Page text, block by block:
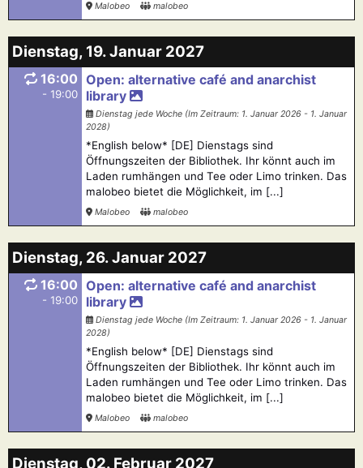
Malobeo malobeo
Dienstag, 19. Januar 2027
16:00
- 19:00
Open: alternative café and anarchist
library
Dienstag jede Woche (Im Zeitraum: 1. Januar 2026 - 1. Januar
2028)
*English below* [DE] Dienstags sind
Öffnungszeiten der Bibliothek. Ihr könnt auch im
Laden rumhängen und Tee oder Limo trinken. Das
malobeo bietet die Möglichkeit, im [...]
Malobeo malobeo
Dienstag, 26. Januar 2027
16:00
- 19:00
Open: alternative café and anarchist
library
Dienstag jede Woche (Im Zeitraum: 1. Januar 2026 - 1. Januar
2028)
*English below* [DE] Dienstags sind
Öffnungszeiten der Bibliothek. Ihr könnt auch im
Laden rumhängen und Tee oder Limo trinken. Das
malobeo bietet die Möglichkeit, im [...]
Malobeo malobeo
Dienstag, 02. Februar 2027